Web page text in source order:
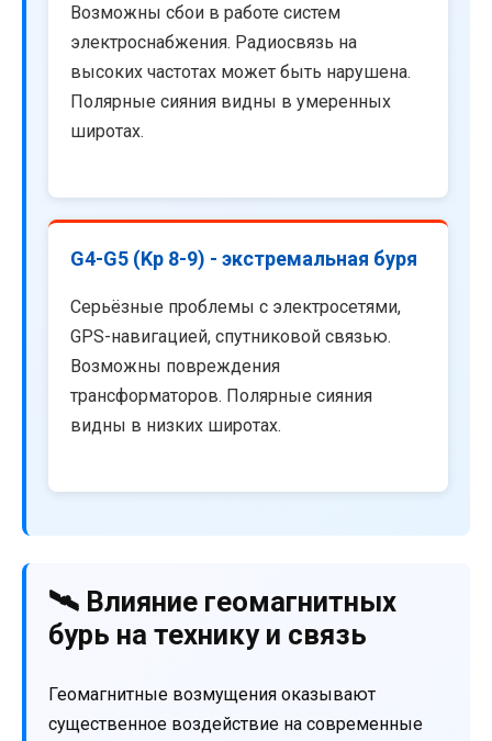
Возможны сбои в работе систем
электроснабжения. Радиосвязь на
высоких частотах может быть нарушена.
Полярные сияния видны в умеренных
широтах.
G4-G5 (Kp 8-9) - экстремальная буря
Серьёзные проблемы с электросетями,
GPS-навигацией, спутниковой связью.
Возможны повреждения
трансформаторов. Полярные сияния
видны в низких широтах.
🛰️ Влияние геомагнитных
бурь на технику и связь
Геомагнитные возмущения оказывают
существенное воздействие на современные